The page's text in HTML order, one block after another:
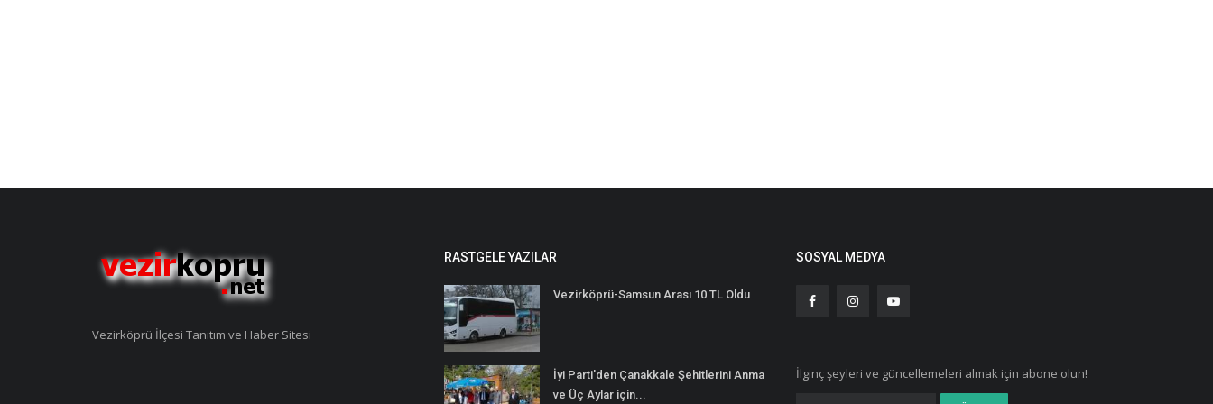
Vezirköprü İlçesi Tanıtım ve Haber Sitesi
RASTGELE YAZILAR
Vezirköprü-Samsun Arası 10 TL Oldu
İyi Parti'den Çanakkale Şehitlerini Anma
ve Üç Aylar için...
SOSYAL MEDYA
İlginç şeyleri ve güncellemeleri almak için abone olun!